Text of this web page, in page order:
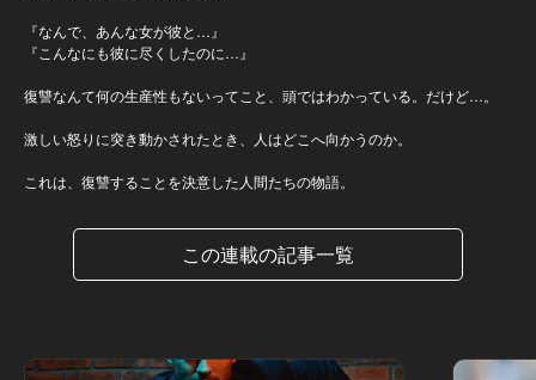
『なんで、あんな女が彼と…』
『こんなにも彼に尽くしたのに…』
復讐なんて何の生産性もないってこと、頭ではわかっている。だけど…。
激しい怒りに突き動かされたとき、人はどこへ向かうのか。
これは、復讐することを決意した人間たちの物語。
この連載の記事一覧